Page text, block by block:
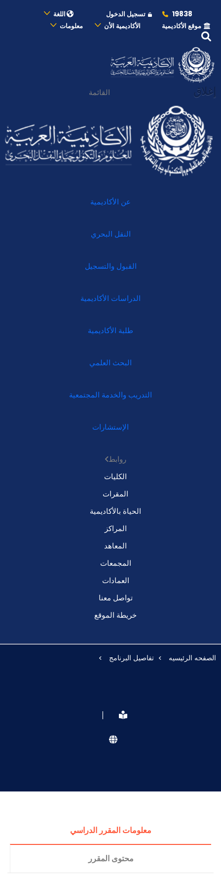
19838 تسجيل الدخول
اللغة
موقع الأكاديمية
الأكاديمية الأن معلومات
إغلاق القائمة
عن الأكاديمية
النقل البحري
القبول والتسجيل
الدراسات الأكاديمية
طلبة الأكاديمية
البحث العلمي
التدريب والخدمة المجتمعية
الإستشارات
روابط
الكليات
المقرات
الحياة بالأكاديمية
المراكز
المعاهد
المجمعات
العمادات
تواصل معنا
خريطة الموقع
الصفحه الرئيسيه تفاصيل البرنامج
|
معلومات المقرر الدراسي
محتوى المقرر